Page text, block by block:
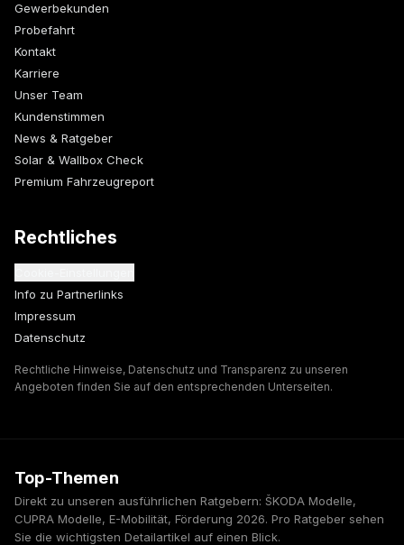
Gewerbekunden
Probefahrt
Kontakt
Karriere
Unser Team
Kundenstimmen
News & Ratgeber
Solar & Wallbox Check
Premium Fahrzeugreport
Rechtliches
Info zu Partnerlinks
Impressum
Datenschutz
Rechtliche Hinweise, Datenschutz und Transparenz zu unseren
Angeboten finden Sie auf den entsprechenden Unterseiten.
Top-Themen
Direkt zu unseren ausführlichen Ratgebern: ŠKODA Modelle,
CUPRA Modelle, E-Mobilität, Förderung 2026. Pro Ratgeber sehen
Sie die wichtigsten Detailartikel auf einen Blick.